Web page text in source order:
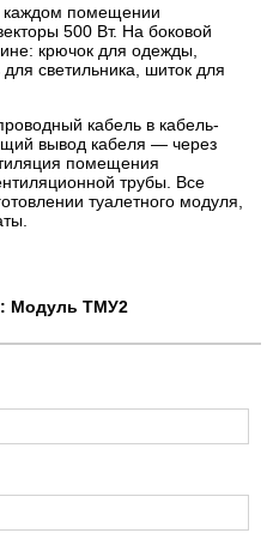
каждом помещении
500 Вт. На боковой
крючок для одежды,
светильника, шиток для
кабель в кабель-
вывод кабеля — через
помещения
трубы. Все
туалетного модуля,
Модуль ТМУ2